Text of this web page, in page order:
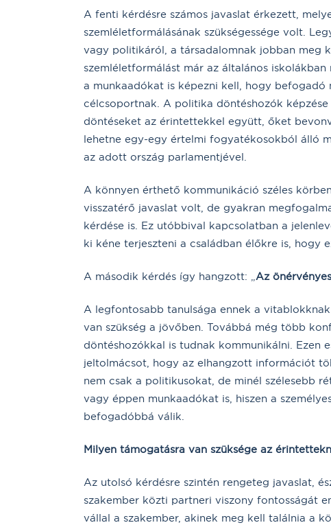
A fenti kérdésre számos javaslat érkezett,
szemléletformálásának szükségessége volt.
vagy politikáról, a társadalomnak jobban meg
szemléletformálást már az általános
a munkaadókat is képezni kell, hogy
célcsoportnak. A politika döntéshozók
döntéseket az érintettekkel együtt, őket
lehetne egy-egy értelmi fogyatékosokból álló
az adott ország parlamentjével.
A könnyen érthető kommunikáció széles
visszatérő javaslat volt, de gyakran
kérdése is. Ez utóbbival kapcsolatban a
ki kéne terjeszteni a családban élőkre is, hogy
A második kérdés így hangzott: „ Az
A legfontosabb tanulsága ennek a
van szükség a jövőben. Továbbá még több
döntéshozókkal is tudnak kommunikálni. Ezen
jeltolmácsot, hogy az elhangzott információt
nem csak a politikusokat, de minél szélesebb
vagy éppen munkaadókat is, hiszen a
befogadóbbá válik.
Milyen támogatásra van szüksége az
Az utolsó kérdésre szintén rengeteg javaslat,
szakember közti partneri viszony fontosságát
vállal a szakember, akinek meg kell találnia a